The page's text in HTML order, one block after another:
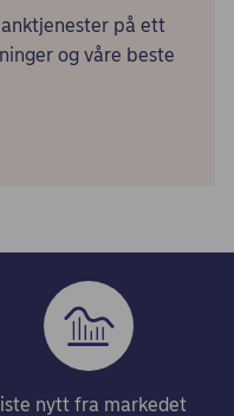
på ett
og våre beste
nytt fra markedet